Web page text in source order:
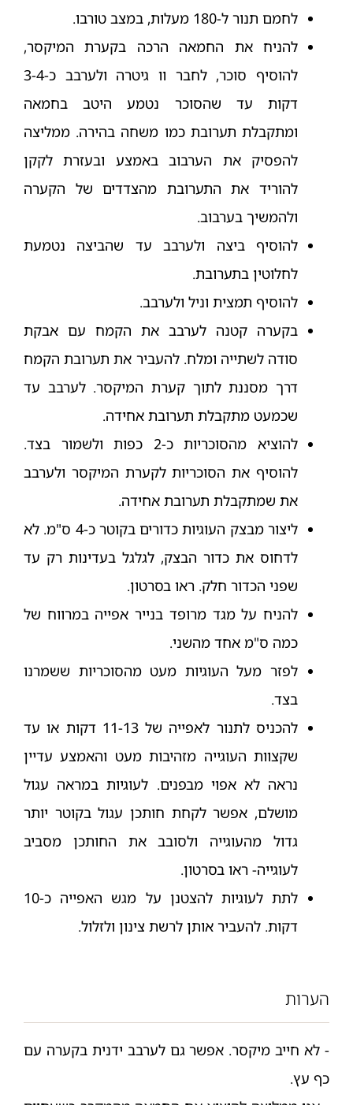
לחמם תנור ל-180 מעלות, במצב טורבו.
להניח את החמאה הרכה בקערת המיקסר,
להוסיף סוכר, לחבר וו גיטרה ולערבב כ-3-4
דקות עד שהסוכר נטמע היטב בחמאה
ומתקבלת תערובת כמו משחה בהירה. ממליצה
להפסיק את הערבוב באמצע ובעזרת לקקן
להוריד את התערובת מהצדדים של הקערה
ולהמשיך בערבוב.
להוסיף ביצה ולערבב עד שהביצה נטמעת
לחלוטין בתערובת.
להוסיף תמצית וניל ולערבב.
בקערה קטנה לערבב את הקמח עם אבקת
סודה לשתייה ומלח. להעביר את תערובת הקמח
דרך מסננת לתוך קערת המיקסר. לערבב עד
שכמעט מתקבלת תערובת אחידה.
להוציא מהסוכריות כ-2 כפות ולשמור בצד.
להוסיף את הסוכריות לקערת המיקסר ולערבב
את שמתקבלת תערובת אחידה.
ליצור מבצק העוגיות כדורים בקוטר כ-4 ס"מ. לא
לדחוס את כדור הבצק, לגלגל בעדינות רק עד
שפני הכדור חלק. ראו בסרטון.
להניח על מגד מרופד בנייר אפייה במרווח של
כמה ס"מ אחד מהשני.
לפזר מעל העוגיות מעט מהסוכריות ששמרנו
בצד.
להכניס לתנור לאפייה של 11-13 דקות או עד
שקצוות העוגייה מזהיבות מעט והאמצע עדיין
נראה לא אפוי מבפנים. לעוגיות במראה עגול
מושלם, אפשר לקחת חותכן עגול בקוטר יותר
גדול מהעוגייה ולסובב את החותכן מסביב
לעוגייה- ראו בסרטון.
לתת לעוגיות להצטנן על מגש האפייה כ-10
דקות. להעביר אותן לרשת צינון ולזלול.
הערות
- לא חייב מיקסר. אפשר גם לערבב ידנית בקערה עם
כף עץ.